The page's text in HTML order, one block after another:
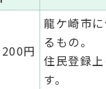
200円
龍ケ崎市
るもの。
住民登録
す。